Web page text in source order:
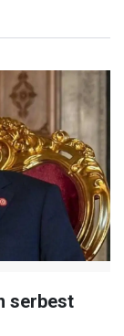
serbest